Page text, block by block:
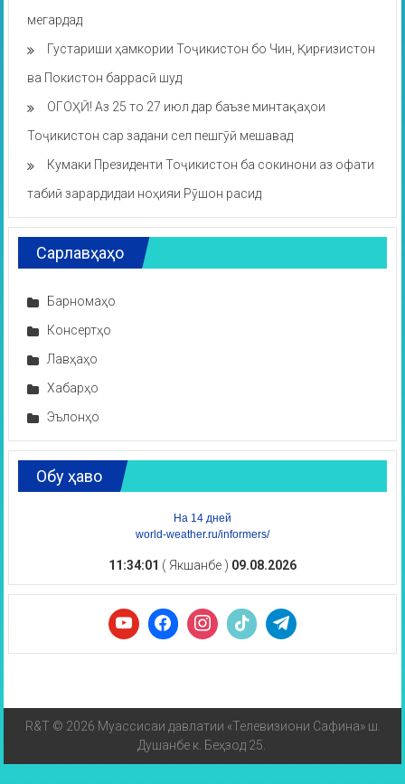
мегардад
Густариши ҳамкории Тоҷикистон бо Чин, Қирғизистон
ва Покистон баррасӣ шуд
ОГОҲӢ! Аз 25 то 27 июл дар баъзе минтақаҳои
Тоҷикистон сар задани сел пешгӯӣ мешавад
Кумаки Президенти Тоҷикистон ба сокинони аз офати
табиӣ зарардидаи ноҳияи Рӯшон расид
Сарлавҳаҳо
Барномаҳо
Консертҳо
Лавҳаҳо
Хабарҳо
Эълонҳо
Обу ҳаво
На 14 дней
world-weather.ru/informers/
11:34:01 ( Якшанбе ) 09.08.2026
R&T © 2026 Муассисаи давлатии «Телевизиони Сафина» ш.
Душанбе к. Беҳзод 25.